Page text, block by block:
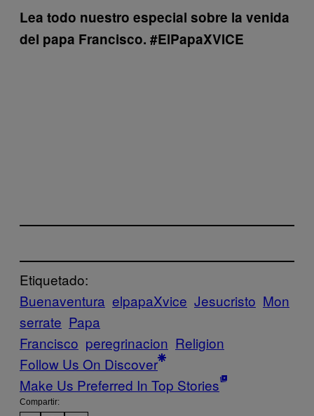
Lea todo nuestro especial sobre la venida
del papa Francisco. #ElPapaXVICE
Etiquetado:
Buenaventura elpapaXvice Jesucristo Mon
serrate Papa
Francisco peregrinacion Religion
Follow Us On Discover
Make Us Preferred In Top Stories
Compartir: